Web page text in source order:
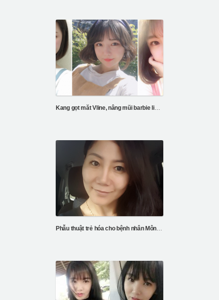
Kang gọt măt Vline, nâng mũi barbie line, căng da chỉ V3, cắt mí
Phẫu thuật trẻ hóa cho bệnh nhân Mông Cổ của bệnh viện ID